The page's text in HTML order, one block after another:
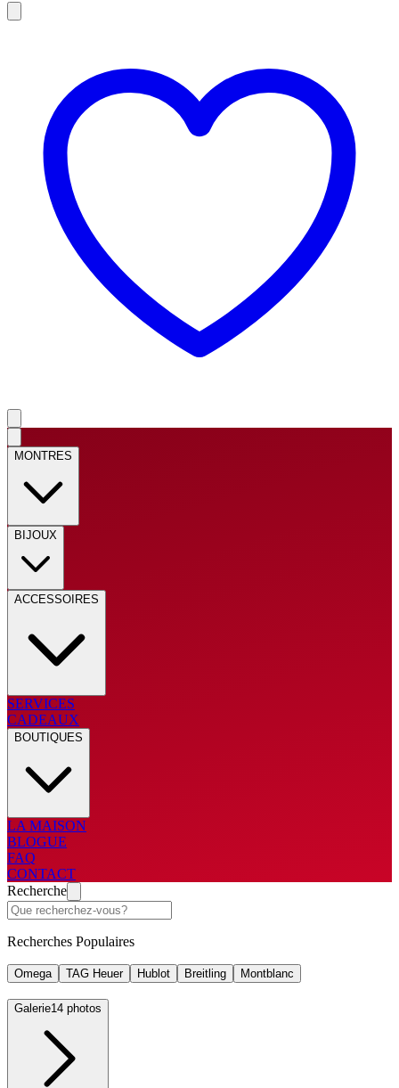
MONTRES
BIJOUX
ACCESSOIRES
SERVICES
CADEAUX
BOUTIQUES
LA MAISON
BLOGUE
FAQ
CONTACT
Recherche
Recherches Populaires
Omega TAG Heuer Hublot Breitling Montblanc
Galerie14 photos